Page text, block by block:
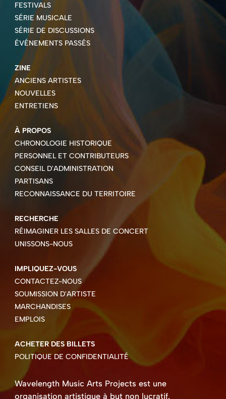
FESTIVALS
SÉRIE MUSICALE
SÉRIE DE DISCUSSIONS
ÉVÉNEMENTS PASSÉS
ZINE
ANCIENS ARTISTES
NOUVELLES
ENTRETIENS
À PROPOS
CHRONOLOGIE HISTORIQUE
PERSONNEL ET CONTRIBUTEURS
CONSEIL D'ADMINISTRATION
PARTISANS
RECONNAISSANCE DU TERRITOIRE
RECHERCHE
RÉIMAGINER LES SALLES DE CONCERT
UNISSONS-NOUS
IMPLIQUEZ-VOUS
CONTACTEZ-NOUS
SOUMISSION D'ARTISTE
MARCHANDISES
EMPLOIS
ACHETER DES BILLETS
POLITIQUE DE CONFIDENTIALITÉ
Wavelength Music Arts Projects est une
organisation artistique à but non lucratif.